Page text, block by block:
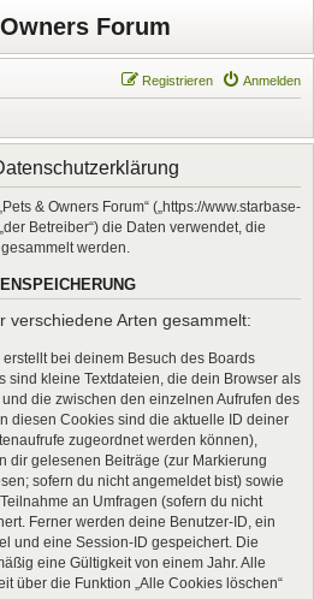
Forum
Anmelden
Registrieren
& Owners Forum“ („https://www.starbase-
Betreiber“) die Daten verwendet, die
werden.
verschiedene Arten gesammelt:
bei deinem Besuch des Boards
sind kleine Textdateien, die dein Browser als
die zwischen den einzelnen Aufrufen des
diesen Cookies sind die aktuelle ID deiner
zugeordnet werden können),
dir gelesenen Beiträge (zur Markierung
sofern du nicht angemeldet bist) sowie
an Umfragen (sofern du nicht
Ferner werden deine Benutzer-ID, ein
und eine Session-ID gespeichert. Die
eine Gültigkeit von einem Jahr. Alle
über die Funktion „Alle Cookies löschen“